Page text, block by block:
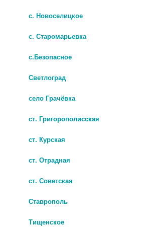
с. Новоселицкое
с. Старомарьевка
с.Безопасное
Светлоград
село Грачёвка
ст. Григорополисская
ст. Курская
ст. Отрадная
ст. Советская
Ставрополь
Тищенское